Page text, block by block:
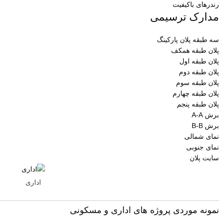
رندرهای باکیفیت
مدارک ترسیمی
سه طبقه پلان پارکینگ
پلان طبقه همکف
پلان طبقه اول
پلان طبقه دوم
پلان طبقه سوم
پلان طبقه چهارم
پلان طبقه پنجم
برش A-A
برش B-B
نمای شمالی
نمای جنوبی
سایت پلان
اداری
نمونه موردی پروژه های اداری و مسکونی